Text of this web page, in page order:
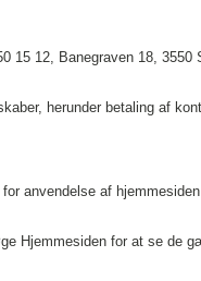
15 12, Banegraven 18,
herunder betaling af
anvendelse af
Hjemmesiden for at se de